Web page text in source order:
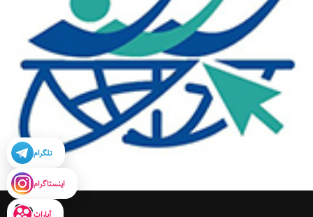
تلگرام
اینستاگرام
آپارات